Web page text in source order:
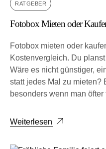
RATGEBER
Fotobox Mieten oder
Fotobox mieten oder
Kostenvergleich. Du
Wäre es nicht güns­ti­ger,
statt jedes Mal zu mie­ten?
beson­ders wenn man
Weiterlesen